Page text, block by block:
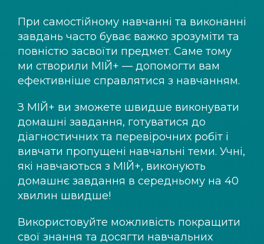
При самостійному навчанні та виконанні
завдань часто буває важко зрозуміти та
повністю засвоїти предмет. Саме тому
ми створили МІЙ+ — допомогти вам
ефективніше справлятися з навчанням.
З МІЙ+ ви зможете швидше виконувати
домашні завдання, готуватися до
діагностичних та перевірочних робіт і
вивчати пропущені навчальні теми. Учні,
які навчаються з МІЙ+, виконують
домашнє завдання в середньому на 40
хвилин швидше!
Використовуйте можливість покращити
свої знання та досягти навчальних